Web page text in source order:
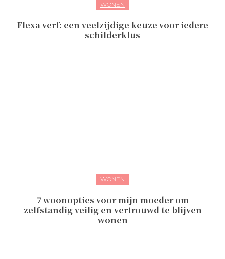
WONEN
Flexa verf: een veelzijdige keuze voor iedere
schilderklus
WONEN
7 woonopties voor mijn moeder om
zelfstandig veilig en vertrouwd te blijven
wonen